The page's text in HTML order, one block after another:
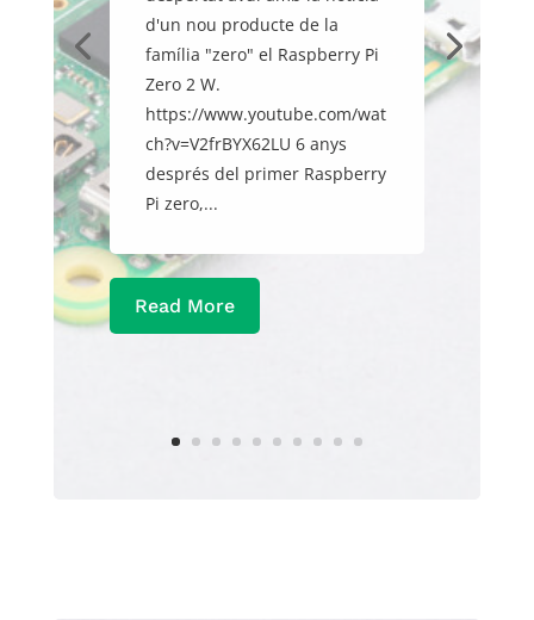
d'un nou producte de la
família "zero" el Raspberry Pi
Zero 2 W.
https://www.youtube.com/wat
ch?v=V2frBYX62LU 6 anys
després del primer Raspberry
Pi zero,...
Read More